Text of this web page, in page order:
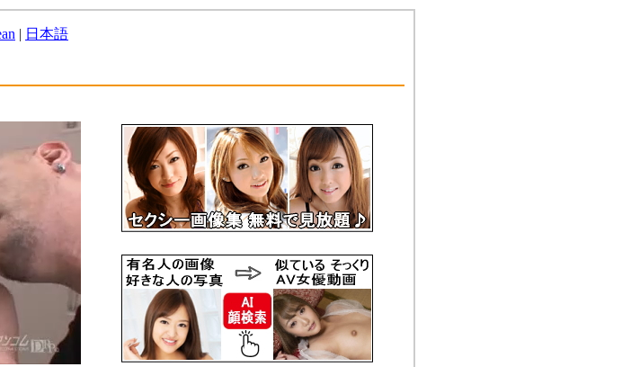
| 日本語